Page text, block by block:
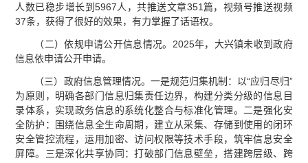
人数已稳步增长到5967人，共推送文章351篇，视频号推送视频
37条，获得了很好的效果，有力掌握了话语权。
（二）依规申请公开信息情况。2025年，大兴镇未收到政府
信息依申请公开申请。
（三）政府信息管理情况。一是规范归集机制：以“应归尽归”
为原则，明确各部门信息归集责任边界，构建分类分级的信息目
录体系，实现政务信息的系统化整合与标准化管理。二是强化安
全防护：围绕信息全生命周期，建立从采集、存储到使用的闭环
安全管控流程，运用加密、访问权限等技术手段，筑牢信息安全
屏障。三是深化共享协同：打破部门信息壁垒，搭建跨层级、跨